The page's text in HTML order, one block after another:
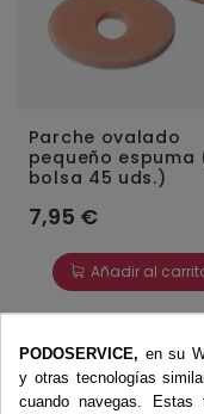
Parche ovalado
pequeño espuma
bolsa 45 uds.)
7,95 €
Añadir al
PODOSERVICE, en su
y otras tecnologías
cuando navegas. Estas